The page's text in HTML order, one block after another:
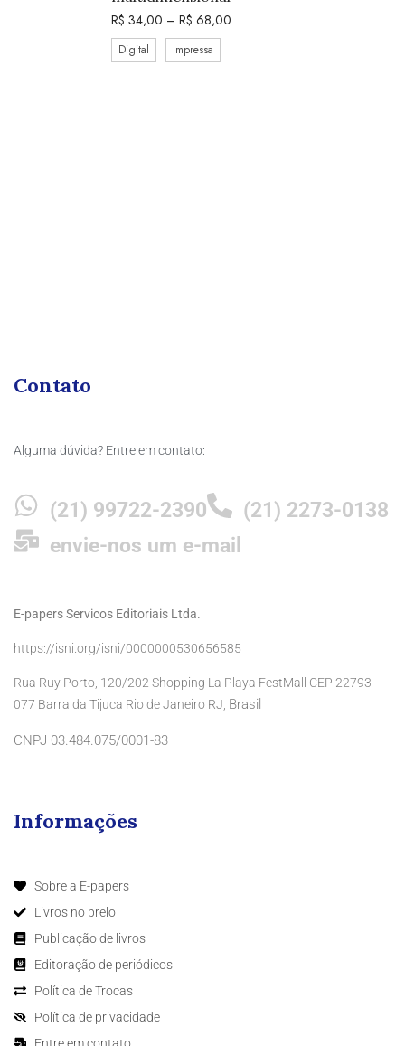
R$ 34,00 – R$ 68,00
Digital Impressa
Contato
Alguma dúvida? Entre em contato:
(21) 99722-2390
(21) 2273-0138
envie-nos um e-mail
E-papers Servicos Editoriais Ltda.
https://isni.org/isni/0000000530656585
Rua Ruy Porto, 120/202 Shopping La Playa FestMall CEP 22793-
077 Barra da Tijuca Rio de Janeiro RJ, Brasil
CNPJ 03.484.075/0001-83
Informações
Sobre a E-papers
Livros no prelo
Publicação de livros
Editoração de periódicos
Política de Trocas
Política de privacidade